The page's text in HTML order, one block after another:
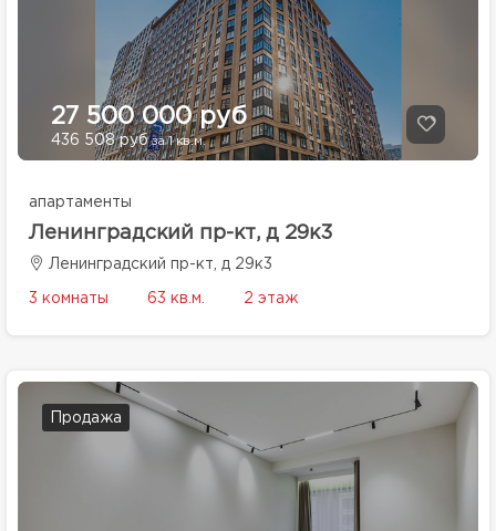
27 500 000 руб
436 508 рубза 1 кв.м.
апартаменты
Ленинградский пр-кт, д 29к3
Ленинградский пр-кт, д 29к3
3 комнаты 63 кв.м. 2 этаж
Продажа